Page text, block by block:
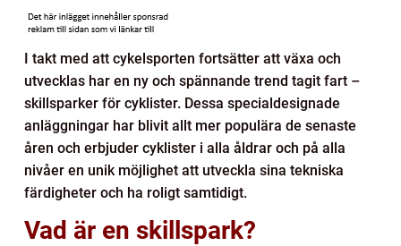
I takt med att cykelsporten fortsätter att växa och
utvecklas har en ny och spännande trend tagit fart –
skillsparker för cyklister. Dessa specialdesignade
anläggningar har blivit allt mer populära de senaste
åren och erbjuder cyklister i alla åldrar och på alla
nivåer en unik möjlighet att utveckla sina tekniska
färdigheter och ha roligt samtidigt.
Vad är en skillspark?